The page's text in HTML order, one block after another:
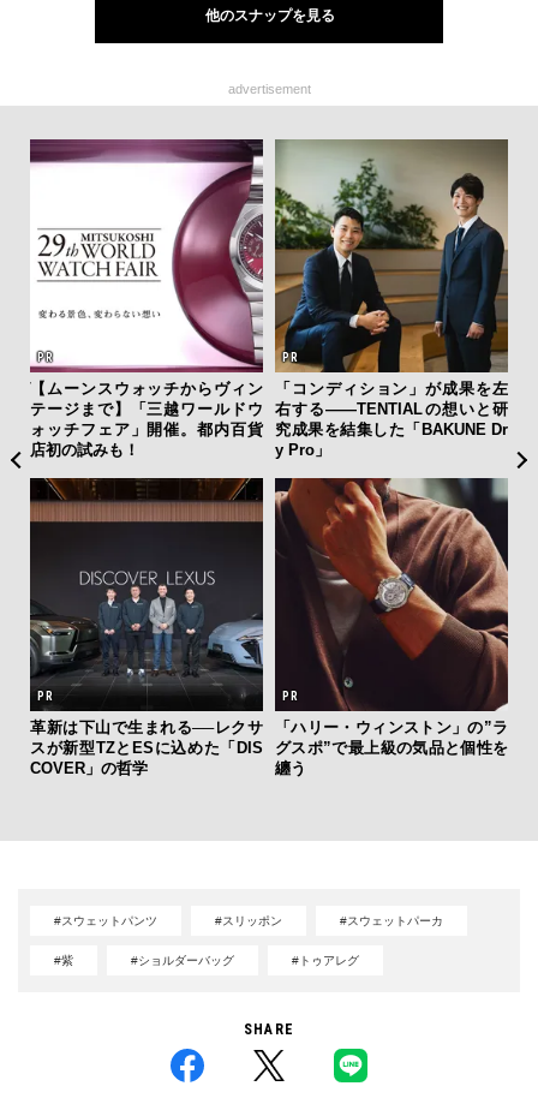
他のスナップを見る
advertisement
【ムーンスウォッチからヴィン
テージまで】「三越ワールドウ
ォッチフェア」開催。都内百貨
店初の試みも！
「コンディション」が成果を左
右する——TENTIALの想いと研
究成果を結集した「BAKUNE Dr
y Pro」
革新は下山で生まれる──レクサ
スが新型TZとESに込めた「DIS
COVER」の哲学
「ハリー・ウィンストン」の”ラ
グスポ”で最上級の気品と個性を
纏う
#スウェットパンツ #スリッポン #スウェットパーカ
#紫 #ショルダーバッグ #トゥアレグ
SHARE